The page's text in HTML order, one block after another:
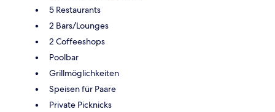
5 Restaurants
2 Bars/Lounges
2 Coffeeshops
Poolbar
Grillmöglichkeiten
Speisen für Paare
Private Picknicks